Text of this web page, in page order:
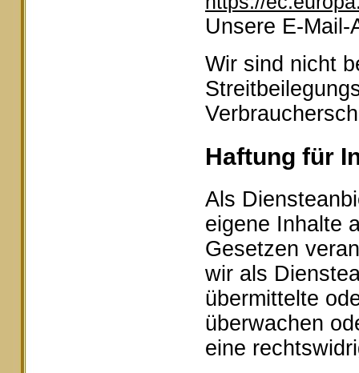
Unsere E-
Wir sind nicht
Haftung für
Als
eigene Inhalte
Gesetzen
wir als
übermittelte
überwachen
eine